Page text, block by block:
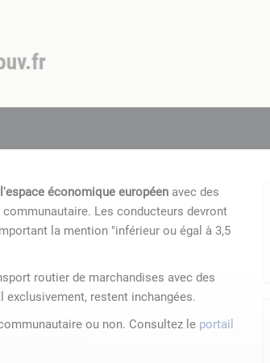
économique européen avec des
Les conducteurs devront
la mention "inférieur ou égal à 3,5
routier de marchandises avec des
restent inchangées.
ou non. Consultez le portail